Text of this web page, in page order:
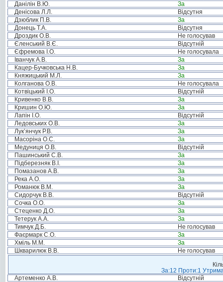
Данілін В.Ю.
За
Денісова Л.Л.
Відсутня
Дзюблик П.В.
За
Донець Т.А.
Відсутня
Дроздик О.В.
Не голосував
Єленський В.Є.
Відсутній
Єфремова І.О.
Не голосувала
Іванчук А.В.
За
Кацер-Бучковська Н.В.
За
Княжицький М.Л.
За
Колганова О.В.
Не голосувала
Котвіцький І.О.
Відсутній
Кривенко В.В.
За
Кришин О.Ю.
За
Лапін І.О.
Відсутній
Ледовських О.В.
За
Лук’янчук Р.В.
За
Масоріна О.С.
За
Медуниця О.В.
Відсутній
Пашинський С.В.
За
Підберезняк В.І.
За
Помазанов А.В.
За
Река А.О.
За
Романюк В.М.
За
Сидорчук В.В.
Відсутній
Сочка О.О.
За
Стеценко Д.О.
За
Тетерук А.А.
За
Тимчук Д.Б.
Не голосував
Фаєрмарк С.О.
За
Хміль М.М.
За
Шкварилюк В.В.
Не голосував
За:12 Проти:1
Артеменко А.В.
Відсутній